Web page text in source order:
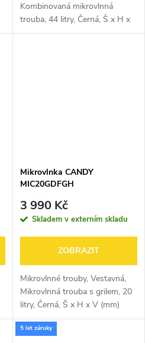
Kombinovaná mikrovlnná
trouba, 44 litry, Černá, Š x H x
V (mm) 595x568x454
Mikrovlnka CANDY
MIC20GDFGH
3 990 Kč
Skladem v externím skladu
ZOBRAZIT
Mikrovlnné trouby, Vestavná,
Mikrovlnná trouba s grilem, 20
litry, Černá, Š x H x V (mm)
595x315x390
5 let záruky